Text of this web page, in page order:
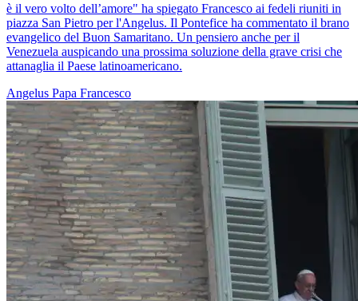
è il vero volto dell’amore" ha spiegato Francesco ai fedeli riuniti in
piazza San Pietro per l'Angelus. Il Pontefice ha commentato il brano
evangelico del Buon Samaritano. Un pensiero anche per il
Venezuela auspicando una prossima soluzione della grave crisi che
attanaglia il Paese latinoamericano.
Angelus Papa Francesco